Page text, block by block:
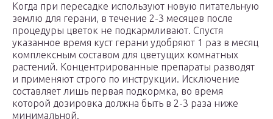
Когда при пересадке используют новую питательную
землю для герани, в течение 2-3 месяцев после
процедуры цветок не подкармливают. Спустя
указанное время куст герани удобряют 1 раз в месяц
комплексным составом для цветущих комнатных
растений. Концентрированные препараты разводят
и применяют строго по инструкции. Исключение
составляет лишь первая подкормка, во время
которой дозировка должна быть в 2-3 раза ниже
минимальной.